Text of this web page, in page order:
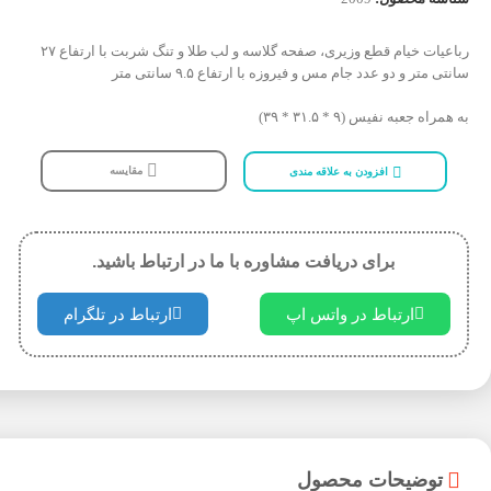
رباعیات خیام قطع وزیری، صفحه گلاسه و لب طلا و تنگ شربت با ارتفاع ۲۷
سانتی متر و دو عدد جام مس و فیروزه با ارتفاع ۹.۵ سانتی متر
به همراه جعبه نفیس (۹ * ۳۱.۵ * ۳۹)
افزودن به علاقه مندی مقایسه
برای دریافت مشاوره با ما در ارتباط باشید.
ارتباط در واتس اپ ارتباط در تلگرام
توضیحات محصول